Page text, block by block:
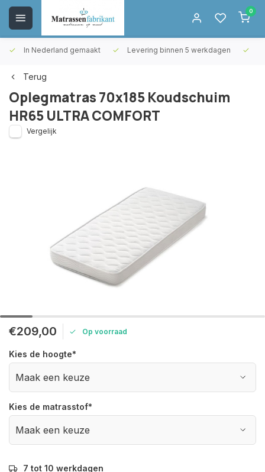
0
In Nederland gemaakt Levering binnen 5 werkdagen
Terug
Oplegmatras 70x185 Koudschuim
HR65 ULTRA COMFORT
Vergelijk
€209,00 Op voorraad
Kies de hoogte*
Kies de matrasstof*
7 tot 10 werkdagen